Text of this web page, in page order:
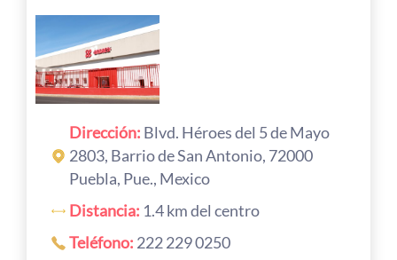
Dirección: Blvd. Héroes del 5 de Mayo
2803, Barrio de San Antonio, 72000
Puebla, Pue., Mexico
Distancia: 1.4 km del centro
Teléfono: 222 229 0250